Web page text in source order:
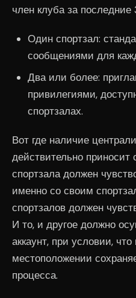
член клуба за последние
Один спортзал:
сообщениями для
Два или более:
привилегиями,
спортзалах.
Вот где наличие
действительно
спортзала должен
именно со своим
спортзалов должен
И то, и другое должно
аккаунт, при условии,
местоположении
процесса.